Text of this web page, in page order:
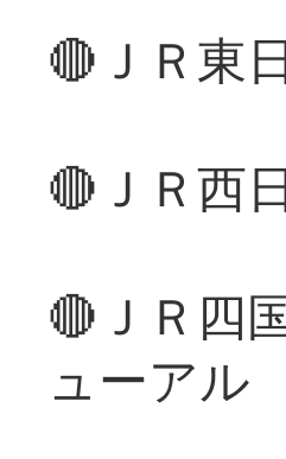
🔴ＪＲ東
🔴ＪＲ西
🔴ＪＲ四
ューアル